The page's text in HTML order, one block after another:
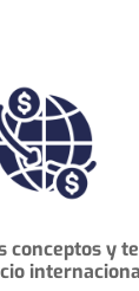
conceptosy